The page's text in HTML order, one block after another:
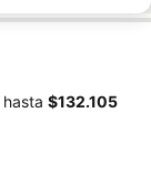
hasta ‎$132.105